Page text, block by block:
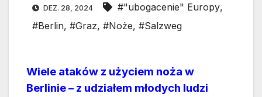
DEZ. 28, 2024 #"ubogacenie" Europy,
#Berlin, #Graz, #Noże, #Salzweg
Wiele ataków z użyciem noża w
Berlinie – z udziałem młodych ludzi